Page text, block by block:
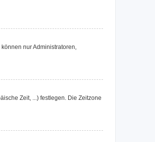
nur Administratoren,
Zeit, ...) festlegen. Die Zeitzone